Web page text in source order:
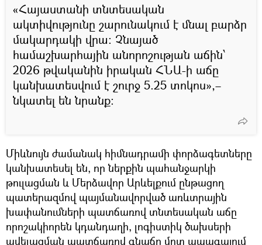
«Հայաստանի տնտեսական
ակտիվությունը շարունակում է մնալ բարձր
մակարդակի վրա։ Չնայած
համաշխարհային անորոշության աճին՝
2026 թվականին իրական ՀՆԱ-ի աճը
կանխատեսվում է շուրջ 5.25 տոկոս»,–
նկատել են նրանք։
Միևնույն ժամանակ հիմնադրամի փորձագետները
կանխատեսել են, որ ներքին պահանջարկի
թուլացման և Մերձավոր Արևելքում ընթացող
պատերազմով պայմանավորված առևտրային
խափանումների պատճառով տնտեսական աճը
որոշակիորեն կդանդաղի, լոգիստիկ ծախսերի
ավելացման պատճառով գնաճը մոտ ապագայում